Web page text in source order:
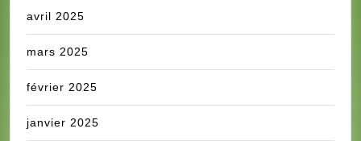
avril 2025
mars 2025
février 2025
janvier 2025